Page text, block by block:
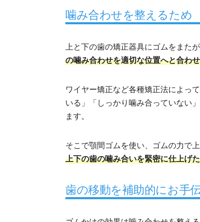
噛み合わせを整えるため
上と下の歯の矯正器具にゴムをまた
の噛み合わせを適切な位置へと合わ
ワイヤー矯正など各種矯正法によっ
いる」「しっかり噛み合っていない
ます。
そこで顎間ゴムを使い、ゴムの力で
上下の歯の噛み合いを緊密に仕上げ
歯の移動を補助的にお手